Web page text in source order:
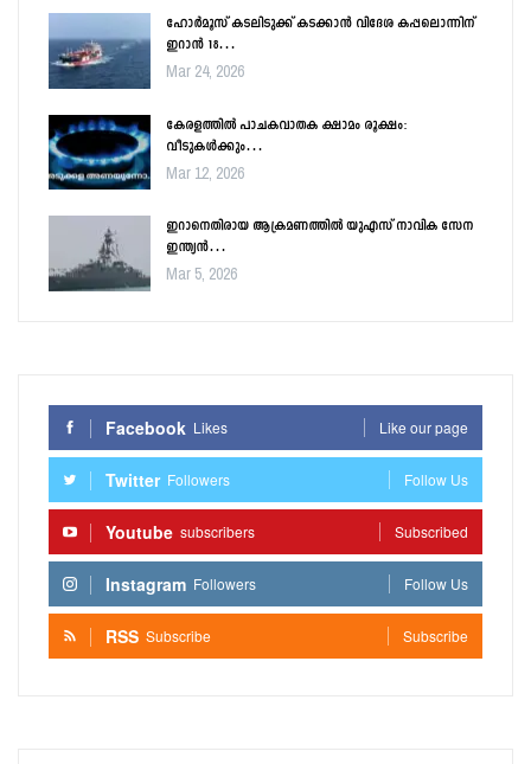
ഹോർമൂസ് കടലിടുക്ക് കടക്കാൻ വിദേശ കപ്പലൊന്നിന്
ഇറാൻ 18…
Mar 24, 2026
കേരളത്തിൽ പാചകവാതക ക്ഷാമം രൂക്ഷം:
വീടുകൾക്കും…
Mar 12, 2026
ഇറാനെതിരായ ആക്രമണത്തിൽ യുഎസ് നാവിക സേന
ഇന്ത്യൻ…
Mar 5, 2026
Facebook Likes Like our page
Twitter Followers Follow Us
Youtube subscribers Subscribed
Instagram Followers Follow Us
RSS Subscribe Subscribe